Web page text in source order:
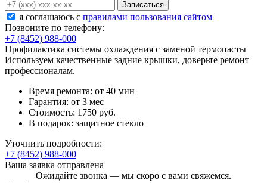
Записаться
я соглашаюсь c правилами пользования сайтом
Позвоните по телефону:
+7 (8452) 988-000
Профилактика системы охлаждения с заменой термопасты
Используем качественные задние крышки, доверьте ремонт
профессионалам.
Время ремонта: от 40 мин
Гарантия: от 3 мес
Стоимость: 1750 руб.
В подарок: защитное стекло
Уточнить подробности:
+7 (8452) 988-000
Ваша заявка отправлена
Ожидайте звонка — мы скоро с вами свяжемся.